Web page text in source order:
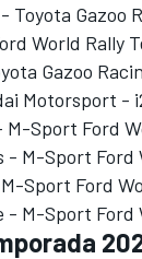
- Toyota Gazoo
World Rally
Gazoo
Motorsport -
Sport Ford
- M-Sport Ford
Sport Ford
M-Sport Ford